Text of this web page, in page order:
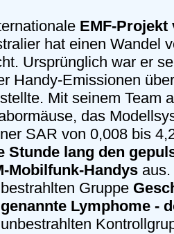
EMF-Projekt
hat einen Wandel
Ursprünglich war er
Handy-Emissionen
Mit seinem Team
das
SAR von 0,008 bis
Stunde lang den
Mobilfunk-Handys
Gruppe
Lymphome -